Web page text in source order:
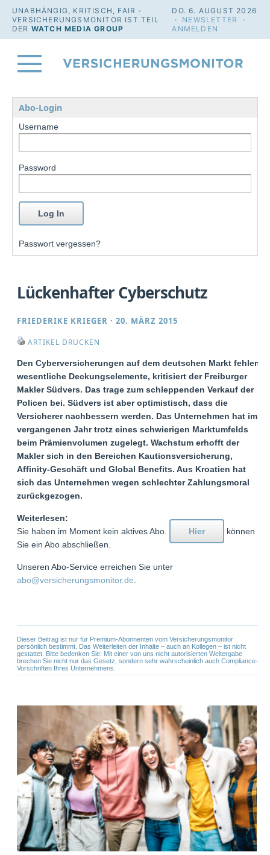
UNABHÄNGIG, KRITISCH, FAIR -
VERSICHERUNGSMONITOR IST TEIL
DER WATCH MEDIA GROUP
DO. 6. AUGUST 2026
· NEWSLETTER
·
ANMELDEN
Abo-Login
Username
Password
Passwort vergessen?
Lückenhafter Cyberschutz
FRIEDERIKE KRIEGER ·20. MÄRZ 2015
ARTIKEL DRUCKEN
Den Cyberversicherungen auf dem deutschen Markt fehlen
wesentliche Deckungselemente, kritisiert der Freiburger
Makler Südvers. Das trage zum schleppenden Verkauf der
Policen bei. Südvers ist aber optimistisch, dass die
Versicherer nachbessern werden. Das Unternehmen hat im
vergangenen Jahr trotz eines schwierigen Marktumfelds
beim Prämienvolumen zugelegt. Wachstum erhofft der
Makler sich in den Bereichen Kautionsversicherung,
Affinity-Geschäft und Global Benefits. Aus Kroatien hat
sich das Unternehmen wegen schlechter Zahlungsmoral
zurückgezogen.
Weiterlesen:
Sie haben im Moment kein aktives Abo.
Hier
können
Sie ein Abo abschließen.
Unseren Abo-Service erreichen Sie unter
abo@versicherungsmonitor.de
Dieser Beitrag ist nur für Premium-Abonnenten vom Versicherungsmonitor
persönlich bestimmt. Das Weiterleiten der Inhalte – auch an Kollegen – ist nicht
gestattet. Bitte bedenken Sie: Mit einer von uns nicht autorisierten Weitergabe
brechen Sie nicht nur das Gesetz, sondern sehr wahrscheinlich auch Compliance-
Vorschriften Ihres Unternehmens.